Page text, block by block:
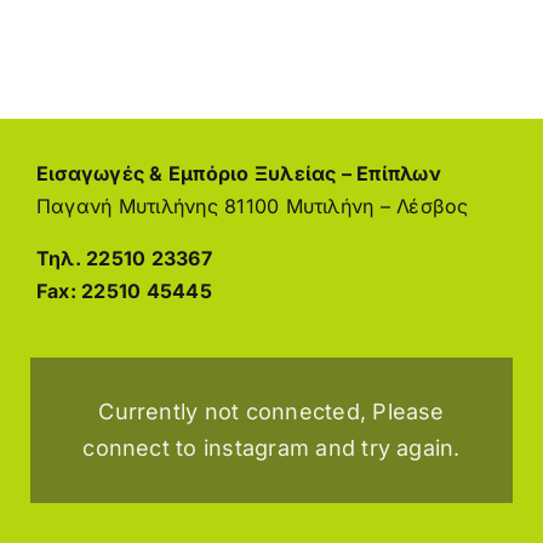
Interesado
Εισαγωγές & Εμπόριο Ξυλείας – Επίπλων
Παγανή Μυτιλήνης 81100 Μυτιλήνη – Λέσβος
Τηλ. 22510 23367
Fax: 22510 45445
Currently not connected, Please
connect to instagram and try again.